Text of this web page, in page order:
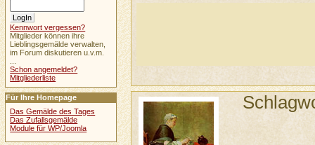
Kennwort vergessen?
Mitglieder können ihre
Lieblingsgemälde verwalten,
im Forum diskutieren u.v.m.
Schon angemeldet?
Mitgliederliste
Für Ihre Homepage
Das Gemälde des Tages
Das Zufallsgemälde
Module für WP/Joomla